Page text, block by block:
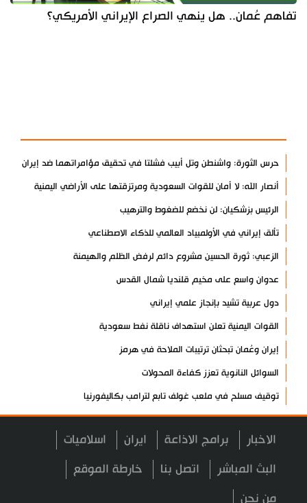
تفاهم عُمان.. هل ينهي الصراع الإيراني الأمريكي؟
حرس الثورة: واشنطن وتل أبيب فشلتا في تحقيق مؤامراتهما ضد إيران
أنصار الله: لا أمان للقوات السعودية ومرتزقتها على الأراضي اليمنية
الرئيس بزشكيان: لن نخضع للضغوط والترهيب
تألق إيراني في الأولمبياد العالمي للذكاء الاصطناعي
الزعبي: ثورة الحسين مشروع دائم لرفض الظلم والهيمنة
عدوان واسع على مخيم قلنديا شمال القدس
دول عربية تشيد بإنجاز علمي إيراني
القوات اليمنية تعلن استهداف ناقلة نفط سعودية
إيران وعُمان تبحثان ترتيبات الملاحة في هرمز
السوائل النانوية تعزز كفاءة المحولات
توقيف مسلح في ملعب غولف تابع لترامب بكاليفورنيا
البرازيل تخفّض علاقاتها مع الأرجنتين وتندد بتصعيد أميركي
علي السيد: صمت الحكومة يضعف موقف لبنان
انخفاض حاد في مخزون الصواريخ الأمريكية
العراق يعلن نجاح خطة زيارة الأربعين
الاخبار برامج الاذاعة ايران اسلاميات
البث المباشر اتصل بنا خارطة الموقع
من نحن